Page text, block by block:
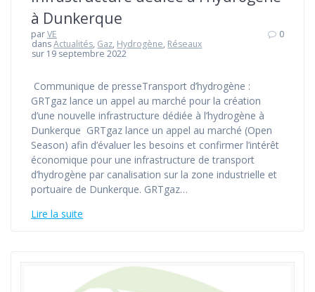
à Dunkerque
parVE
dansActualités, Gaz, Hydrogène, Réseaux
sur 19 septembre 2022
0
Communique de presseTransport d’hydrogène :
GRTgaz lance un appel au marché pour la création
d’une nouvelle infrastructure dédiée à l’hydrogène à
Dunkerque GRTgaz lance un appel au marché (Open
Season) afin d’évaluer les besoins et confirmer l’intérêt
économique pour une infrastructure de transport
d’hydrogène par canalisation sur la zone industrielle et
portuaire de Dunkerque. GRTgaz…
Lire la suite